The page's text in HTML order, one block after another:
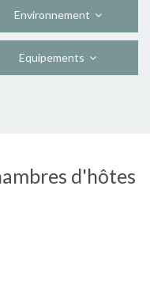
Environnement
Equipements
d'hôtes